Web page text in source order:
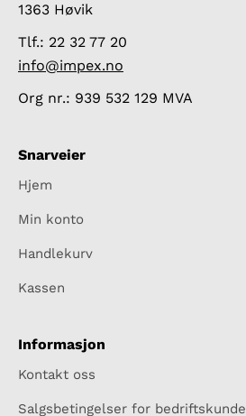
1363 Høvik
Tlf.: 22 32 77 20
info@impex.no
Org nr.: 939 532 129 MVA
Snarveier
Hjem
Min konto
Handlekurv
Kassen
Informasjon
Kontakt oss
Salgsbetingelser for bedriftskunde